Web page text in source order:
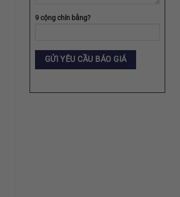
9 cộng chín bằng?